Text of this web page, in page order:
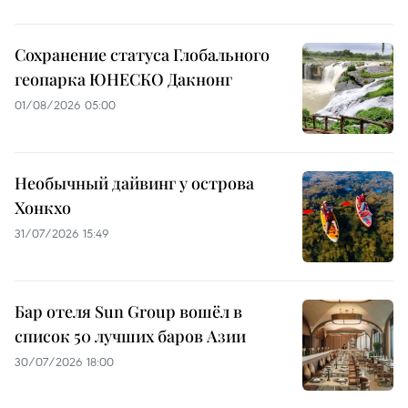
Сохранение статуса Глобального
геопарка ЮНЕСКО Дакнонг
01/08/2026 05:00
Необычный дайвинг у острова
Хонкхо
31/07/2026 15:49
Бар отеля Sun Group вошёл в
список 50 лучших баров Азии
30/07/2026 18:00